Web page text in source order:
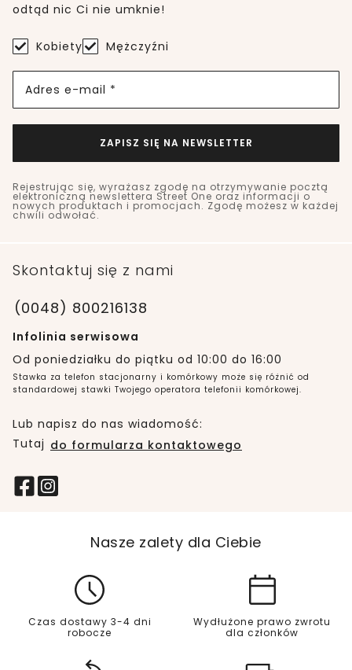
odtąd nic Ci nie umknie!
Kobiety Mężczyźni
Adres e-mail *
ZAPISZ SIĘ NA NEWSLETTER
Rejestrując się, wyrażasz zgodę na otrzymywanie pocztą
elektroniczną newslettera Street One oraz informacji o
nowych produktach i promocjach. Zgodę możesz w każdej
chwili odwołać.
Skontaktuj się z nami
(0048) 800216138
Infolinia serwisowa
Od poniedziałku do piątku od 10:00 do 16:00
Stawka za telefon stacjonarny i komórkowy może się różnić od
standardowej stawki Twojego operatora telefonii komórkowej.
Lub napisz do nas wiadomość:
Tutaj do formularza kontaktowego
Nasze zalety dla Ciebie
Czas dostawy 3-4 dni
robocze
Wydłużone prawo zwrotu
dla członków